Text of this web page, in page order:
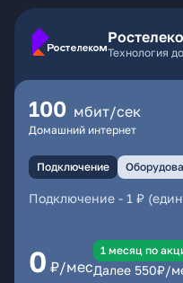
Технология
100 мбит/сек
Домашний интернет
Подключение
Подключение - 1 ₽
0 ₽/мес
1 месяц по
Далее 550₽/